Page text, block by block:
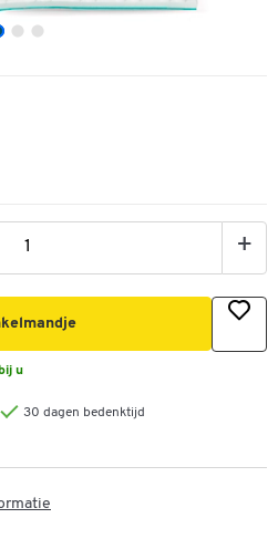
+
u
30 dagen bedenktijd